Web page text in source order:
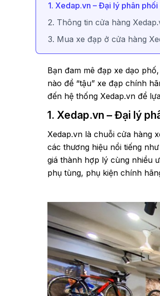
1. Xedap.vn – Đại lý phân
2. Thông tin cửa hàng
3. Mua xe đạp ở cửa hàng
Bạn đam mê đạp xe dạo
nào để “tậu” xe đạp chính
đến hệ thống Xedap.vn để
1. Xedap.vn – Đại lý
Xedap.vn là chuỗi cửa hàng
các thương hiệu nổi tiếng
giá thành hợp lý cùng nhiều
phụ tùng, phụ kiện chính